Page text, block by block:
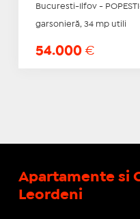
Bucuresti-Ilfov - POPESTI-
garsonieră, 34 mp utili
54.000 €
Apartamente si
Leordeni